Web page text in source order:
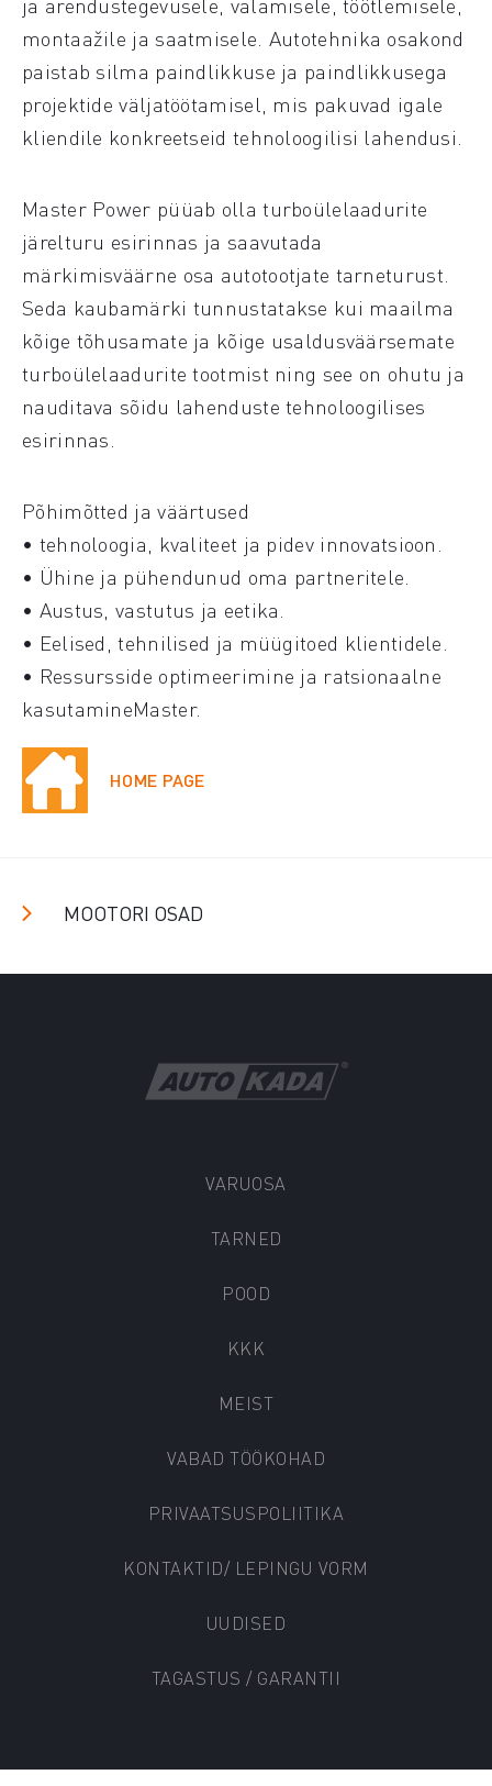
montaažile ja saatmisele. Autotehnika osakond
paistab silma paindlikkuse ja paindlikkusega
projektide väljatöötamisel, mis pakuvad igale
kliendile konkreetseid tehnoloogilisi lahendusi.
Master Power püüab olla turboülelaadurite
järelturu esirinnas ja saavutada
märkimisväärne osa autotootjate tarneturust.
Seda kaubamärki tunnustatakse kui maailma
kõige tõhusamate ja kõige usaldusväärsemate
turboülelaadurite tootmist ning see on ohutu ja
nauditava sõidu lahenduste tehnoloogilises
esirinnas.
Põhimõtted ja väärtused
• tehnoloogia, kvaliteet ja pidev innovatsioon.
• Ühine ja pühendunud oma partneritele.
• Austus, vastutus ja eetika.
• Eelised, tehnilised ja müügitoed klientidele.
• Ressursside optimeerimine ja ratsionaalne
kasutamineMaster.
HOME PAGE
MOOTORI OSAD
VARUOSA
TARNED
POOD
KKK
MEIST
VABAD TÖÖKOHAD
PRIVAATSUSPOLIITIKA
KONTAKTID/ LEPINGU VORM
UUDISED
TAGASTUS / GARANTII